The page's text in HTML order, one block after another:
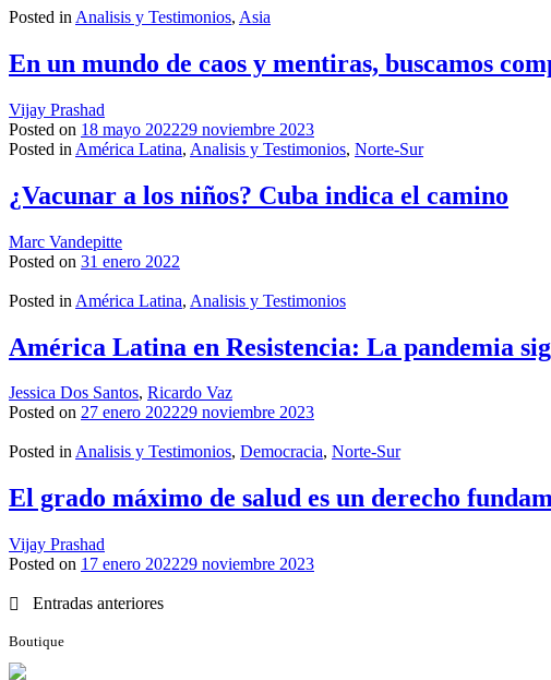
Posted in Analisis y Testimonios, Asia
En un mundo de caos y mentiras, buscamos
Vijay Prashad
Posted on 18 mayo 202229 noviembre 2023
Posted in América Latina, Analisis y Testimonios, Norte-Sur
¿Vacunar a los niños? Cuba indica el camino
Marc Vandepitte
Posted on 31 enero 2022
Posted in América Latina, Analisis y Testimonios
América Latina en Resistencia: La pandemia
Jessica Dos Santos, Ricardo Vaz
Posted on 27 enero 202229 noviembre 2023
Posted inAnalisis y Testimonios, Democracia, Norte-Sur
El grado máximo de salud es un derecho
Vijay Prashad
Posted on 17 enero 202229 noviembre 2023
Navegación
de
entradas
Entradas anteriores
Boutique